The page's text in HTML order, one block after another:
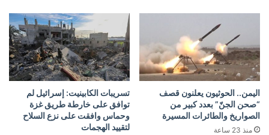
اليمن.. الحوثيون يعلنون قصف
“صحن الجنّ” بعدد كبير من
الصواريخ والطائرات المسيرة
منذ 23 ساعة
تسريبات الكابينيت: إسرائيل لم
توافق على خارطة طريق غزة
وحماس وافقت على نزع السلاح
لتقييد الهجمات